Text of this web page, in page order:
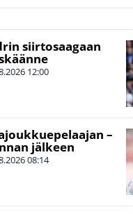
siirtosaagaan
12:00
–
jälkeen
08:14